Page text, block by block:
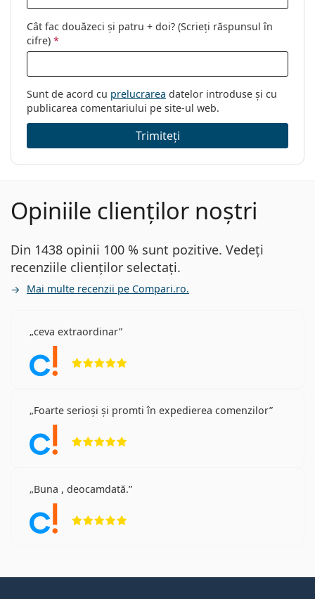
Cât fac douăzeci și patru + doi? (Scrieți răspunsul în
cifre) *
Sunt de acord cu prelucrarea datelor introduse și cu
publicarea comentariului pe site-ul web.
Trimiteți
Opiniile clienților noștri
Din 1438 opinii 100 % sunt pozitive. Vedeți
recenziile clienților selectați.
Mai multe recenzii pe Compari.ro.
ceva extraordinar
Foarte serioși și promti în expedierea comenzilor
Buna , deocamdată.